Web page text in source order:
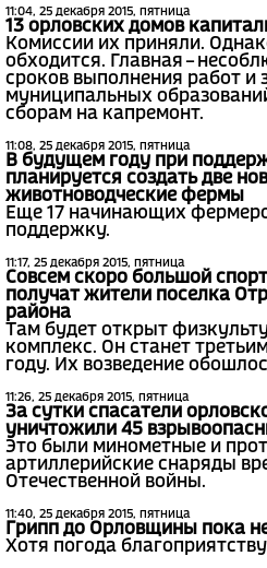
11:04, 25 декабря 2015, пятница
13 орловских домов
Комиссии их приняли.
обходится. Главная –
сроков выполнения работ и
муниципальных
сборам на капремонт.
11:08, 25 декабря 2015, пятница
В будущем году при
планируется создать две
животноводческие фермы
Еще 17 начинающих
поддержку.
11:17, 25 декабря 2015, пятница
Совсем скоро большой
получат жители поселка
района
Там будет открыт
комплекс. Он станет
году. Их возведение
11:26, 25 декабря 2015, пятница
За сутки спасатели
уничтожили 45
Это были минометные и
артиллерийские снаряды
Отечественной войны.
11:40, 25 декабря 2015, пятница
Грипп до Орловщины пока
Хотя погода